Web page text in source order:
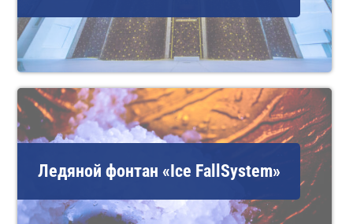
Ледяной фонтан «Ice FallSystem»